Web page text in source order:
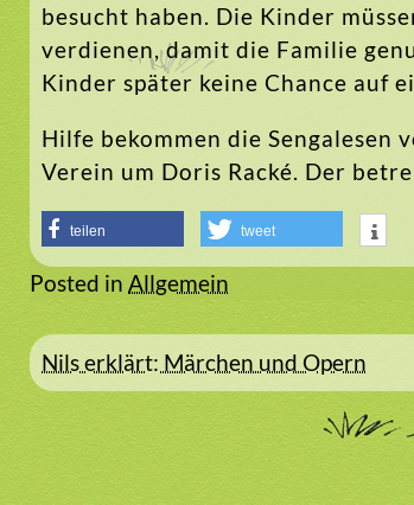
besucht haben. Die Kinder
verdienen, damit die Familie
Kinder später keine Chance auf
Hilfe bekommen die Sengalesen
Verein um Doris Racké. Der
teilen tweet
Posted in Allgemein
Beitragsnavigation
Nils erklärt: Märchen und Opern